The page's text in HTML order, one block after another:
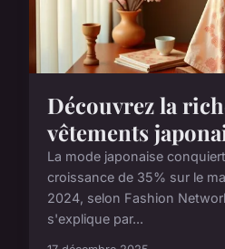
Découvrez la
vêtements
La mode japonaise
croissance de 35% sur le
2024, selon Fashion
s'explique par...